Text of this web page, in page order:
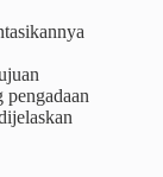
pengadaan